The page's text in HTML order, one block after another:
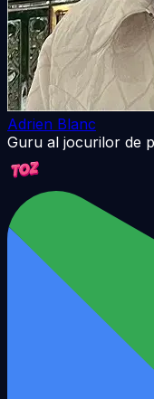
Adrien Blanc
Guru al jocurilor de